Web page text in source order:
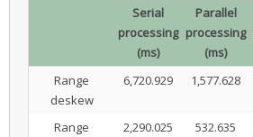
Serial
processing
(ms)
Parallel
processing
(ms)
Range
deskew
6,720.929 1,577.628
Range
2,290.025 532.635